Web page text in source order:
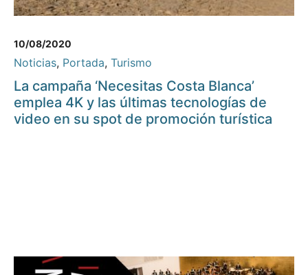
10/08/2020
Noticias, Portada, Turismo
La campaña ‘Necesitas Costa Blanca’
emplea 4K y las últimas tecnologías de
video en su spot de promoción turística